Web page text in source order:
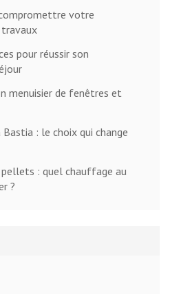
votre
travaux
pour réussir son
menuisier de fenêtres et
Bastia : le choix qui change
pellets : quel chauffage au
?